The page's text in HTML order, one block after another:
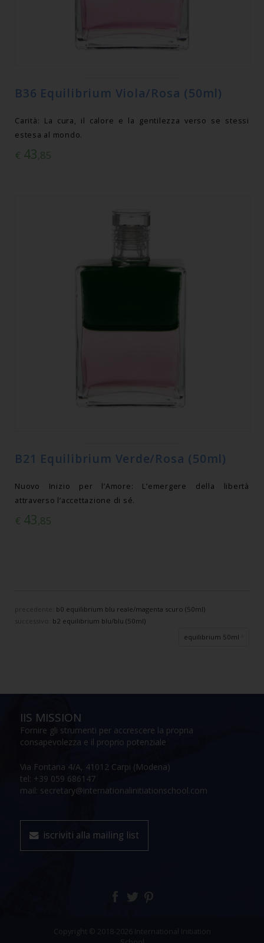
B36 Equilibrium Viola/Rosa (50ml)
Carità: La cura, il calore e la gentilezza verso se stessi
estesa al mondo.
€ 43,85
B21 Equilibrium Verde/Rosa (50ml)
Nuovo Inizio per l’Amore: L’emergere della libertà
attraverso l’accettazione di sé.
€ 43,85
precedente: b0 equilibrium blu reale/magenta scuro (50ml)
b2 equilibrium blu/blu (50ml)
equilibrium 50ml
IIS MISSION
Fornire gli strumenti per accrescere la propria
consapevolezza e il proprio potenziale
Via Fontana 4/A, 41012 Carpi (Modena)
tel: +39 059 686147
mail: secretary@internationalinitiationschool.com
iscriviti alla mailing list
Copyright © 2018-2026 International Initiation